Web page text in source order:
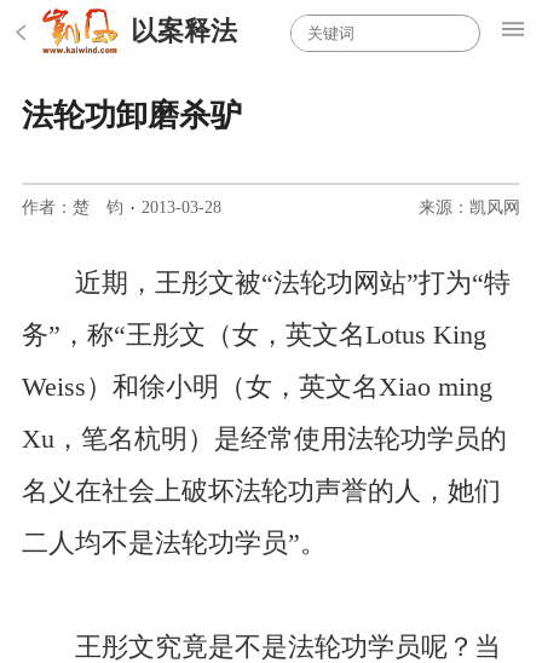
以案释法
法轮功卸磨杀驴
作者：楚 钧 · 2013-03-28 来源：凯风网
近期，王彤文被“法轮功网站”打为“特
务”，称“王彤文（女，英文名Lotus King
Weiss）和徐小明（女，英文名Xiao ming
Xu，笔名杭明）是经常使用法轮功学员的
名义在社会上破坏法轮功声誉的人，她们
二人均不是法轮功学员”。
王彤文究竟是不是法轮功学员呢？当